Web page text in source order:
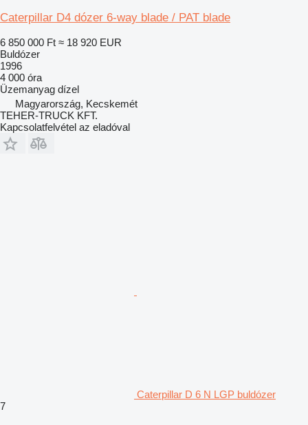
Caterpillar D4 dózer 6-way blade / PAT blade
6 850 000 Ft ≈ 18 920 EUR
Buldózer
1996
4 000 óra
Üzemanyag dízel
Magyarország, Kecskemét
TEHER-TRUCK KFT.
Kapcsolatfelvétel az eladóval
Caterpillar D 6 N LGP buldózer
7